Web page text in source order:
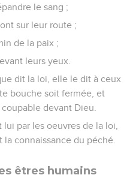
le sang ;
sur leur route ;
de la paix ;
leurs yeux.
dit la loi, elle le dit à ceux
bouche soit fermée, et
devant Dieu.
par les oeuvres de la loi,
connaissance du péché.
êtres humains